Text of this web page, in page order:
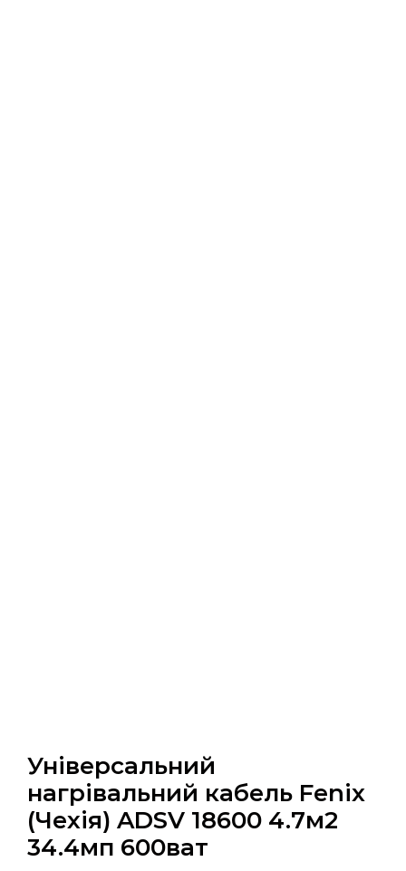
Універсальний
нагрівальний кабель Fenix
(Чехія) ADSV 18600 4.7м2
34.4мп 600ват